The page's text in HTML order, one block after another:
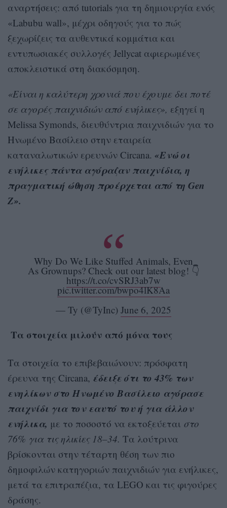
αναρτήσεις: από tutorials για τη δημιουργία ενός
«Labubu wall», μέχρι οδηγούς για το πώς
ξεχωρίζεις τα αυθεντικά κομμάτια και
εντυπωσιακές συλλογές Jellycat αφιερωμένες
αποκλειστικά στη διακόσμηση.
«Είναι η καλύτερη χρονιά που έχουμε δει ποτέ
σε αγορές παιχνιδιών από ενήλικες», εξηγεί η
Melissa Symonds, διευθύντρια παιχνιδιών για το
Ηνωμένο Βασίλειο στην εταιρεία
καταναλωτικών ερευνών Circana. «Ενώ οι
ενήλικες πάντα αγόραζαν παιχνίδια, η
πραγματική ώθηση προέρχεται από τη Gen
Z».
Why Do We Like Stuffed Animals, Even
As Grownups? Check out our latest blog! 👇
https://t.co/cvSRJ3ab7w
pic.twitter.com/bwpo4lK8Aa
— Ty (@TyInc) June 6, 2025
Τα στοιχεία μιλούν από μόνα τους
Τα στοιχεία το επιβεβαιώνουν: πρόσφατη
έρευνα της Circana, έδειξε ότι το 43% των
ενηλίκων στο Ηνωμένο Βασίλειο αγόρασε
παιχνίδι για τον εαυτό του ή για άλλον
ενήλικα, με το ποσοστό να εκτοξεύεται στο
76% για τις ηλικίες 18–34. Τα λούτρινα
βρίσκονται στην τέταρτη θέση των πιο
δημοφιλών κατηγοριών παιχνιδιών για ενήλικες,
μετά τα επιτραπέζια, τα LEGO και τις φιγούρες
δράσης.